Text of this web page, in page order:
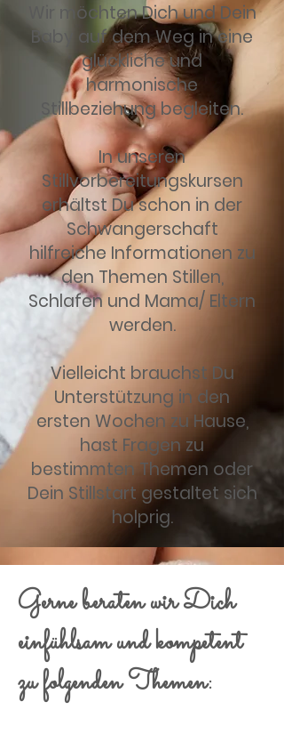
Wir möchten Dich und Dein
Baby auf dem Weg in eine
glückliche und
harmonische
Stillbeziehung begleiten.
In unseren
Stillvorbereitungskursen
erhältst Du schon in der
Schwangerschaft
hilfreiche Informationen zu
den Themen Stillen,
Schlafen und Mama/ Eltern
werden.
Vielleicht brauchst Du
Unterstützung in den
ersten Wochen zu Hause,
hast Fragen zu
bestimmten Themen oder
Dein Stillstart gestaltet sich
holprig.
Gerne beraten wir Dich
einfühlsam und kompetent
zu folgenden Themen: